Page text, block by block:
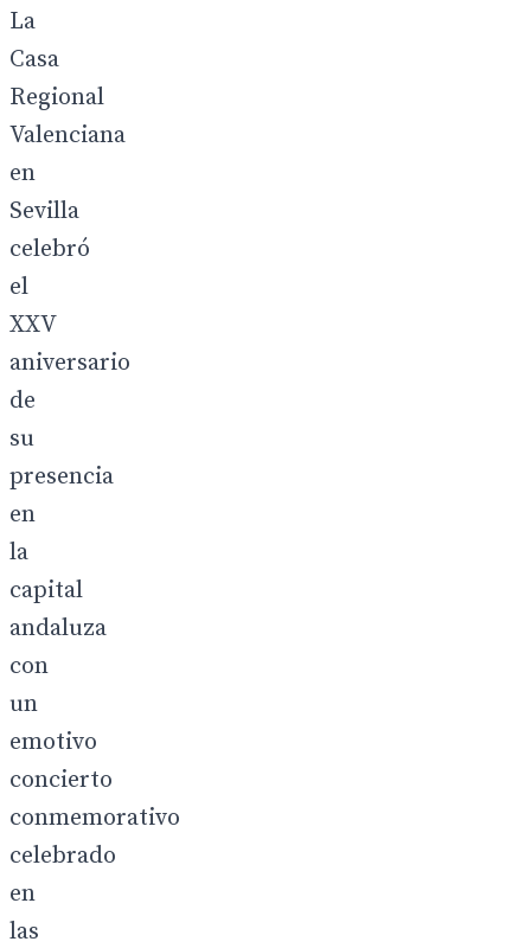
La
Casa
Regional
Valenciana
en
Sevilla
celebró
el
XXV
aniversario
de
su
presencia
en
la
capital
andaluza
con
un
emotivo
concierto
conmemorativo
celebrado
en
las